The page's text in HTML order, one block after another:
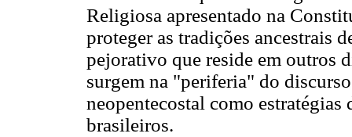
Religiosa apresentado na
proteger as tradições ancestrais
pejorativo que reside em outros
surgem na "periferia" do
neopentecostal como
brasileiros.